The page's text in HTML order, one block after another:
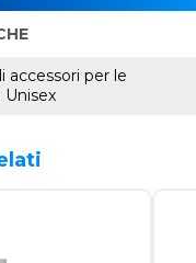
accessori per le
Unisex